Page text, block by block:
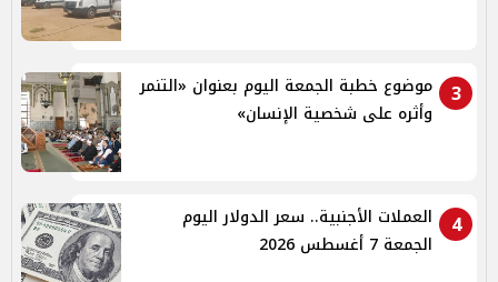
3
موضوع خطبة الجمعة اليوم بعنوان «التنمر
وأثره على شخصية الإنسان»
4
العملات الأجنبية.. سعر الدولار اليوم
الجمعة 7 أغسطس 2026